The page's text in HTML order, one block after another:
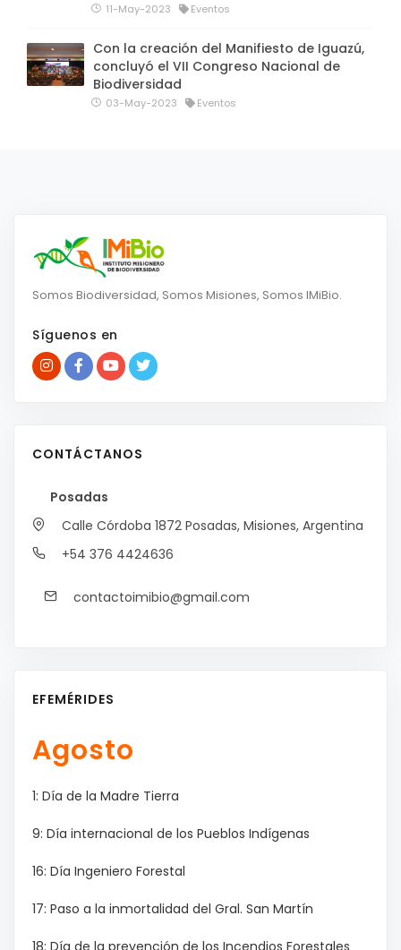
11-May-2023 Eventos
Con la creación del Manifiesto de Iguazú,
concluyó el VII Congreso Nacional de
Biodiversidad
03-May-2023 Eventos
Somos Biodiversidad, Somos Misiones, Somos IMiBio.
Síguenos en
CONTÁCTANOS
Posadas
Calle Córdoba 1872 Posadas, Misiones, Argentina
+54 376 4424636
contactoimibio@gmail.com
EFEMÉRIDES
Agosto
1: Día de la Madre Tierra
9: Día internacional de los Pueblos Indígenas
16: Día Ingeniero Forestal
17: Paso a la inmortalidad del Gral. San Martín
18: Día de la prevención de los Incendios Forestales